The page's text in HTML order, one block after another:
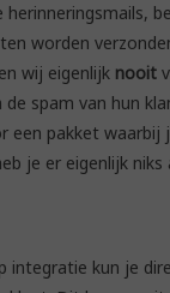
worden
wij eigenlijk nooit
de spam van hun
een pakket waarbij
je er eigenlijk niks
integratie kun je